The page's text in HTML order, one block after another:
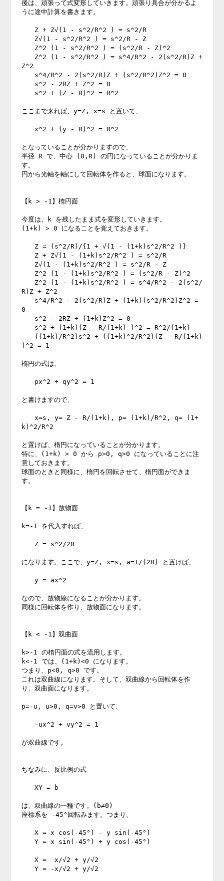
後は、頑張って式変形していきます。頑張り具合が分かるよ
うに途中計算を書きます。
Z + Z√(1 - s^2/R^2 ) = s^2/R
Z√(1 - s^2/R^2 ) = s^2/R - Z
Z^2 (1 - s^2/R^2 ) = (s^2/R - Z)^2
Z^2 (1 - s^2/R^2 ) = s^4/R^2 - 2(s^2/R)Z +
Z^2
s^4/R^2 - 2(s^2/R)Z + (s^2/R^2)Z^2 = 0
s^2 - 2RZ + Z^2 = 0
s^2 + (Z - R)^2 = R^2
ここまで来れば、y=Z, x=s と置いて、
x^2 + (y - R)^2 = R^2
となっていることが分かりますので、
半径 R で、中心 (0,R) の円になっていることが分かりま
す。
円から光軸を軸にして回転体を作ると、球面になります。
【k > -1】楕円面
今度は、k を残したまま式を変形していきます。
(1+k) > 0 になることを覚えておきます。
Z = (s^2/R)/{1 + √(1 - (1+k)s^2/R^2 )}
Z + Z√(1 - (1+k)s^2/R^2 ) = s^2/R
Z√(1 - (1+k)s^2/R^2 ) = s^2/R - Z
Z^2 (1 - (1+k)s^2/R^2 ) = (s^2/R - Z)^2
Z^2 (1 - (1+k)s^2/R^2 ) = s^4/R^2 - 2(s^2/
R)Z + Z^2
s^4/R^2 - 2(s^2/R)Z + (1+k)(s^2/R^2)Z^2 =
0
s^2 - 2RZ + (1+k)Z^2 = 0
s^2 + (1+k)(Z - R/(1+k) )^2 = R^2/(1+k)
((1+k)/R^2)s^2 + ((1+k)^2/R^2)(Z - R/(1+k)
)^2 = 1
楕円の式は、
px^2 + qy^2 = 1
と書けますので、
x=s, y= Z - R/(1+k), p= (1+k)/R^2, q= (1+
k)^2/R^2
と置けば、楕円になっていることが分かります。
特に、(1+k) > 0 から p>0, q>0 になっていることに注
意しておきます。
球面のときと同様に、楕円を回転させて、楕円面ができま
す。
【k = -1】放物面
k=-1 を代入すれば、
Z = s^2/2R
になります。ここで、y=Z, x=s, a=1/(2R) と置けば、
y = ax^2
なので、放物線になることが分かります。
同様に回転体を作り、放物面になります。
【k < -1】双曲面
k>-1 の楕円面の式を流用します。
k<-1 では、(1+k)<0 になります。
つまり、p<0, q>0 です。
これは双曲線になります。そして、双曲線から回転体を作
り、双曲面になります。
p=-u, u>0, q=v>0 と置いて、
-ux^2 + vy^2 = 1
が双曲線です。
ちなみに、反比例の式
XY = b
は、双曲線の一種です。(b≠0)
座標系を -45°回転みます。つまり、
X = x cos(-45°) - y sin(-45°)
Y = x sin(-45°) + y cos(-45°)
X =  x/√2 + y/√2
Y = -x/√2 + y/√2